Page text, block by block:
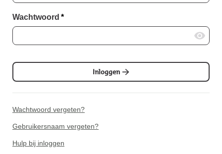
Wachtwoord *
Inloggen
Wachtwoord vergeten?
Gebruikersnaam vergeten?
Hulp bij inloggen